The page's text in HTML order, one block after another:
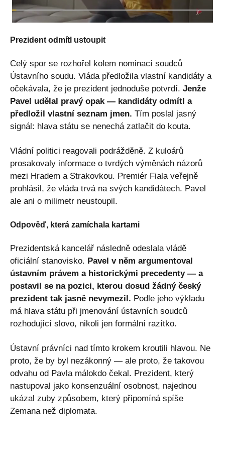
Prezident odmítl ustoupit
Celý spor se rozhořel kolem nominací soudců
Ústavního soudu. Vláda předložila vlastní kandidáty a
očekávala, že je prezident jednoduše potvrdí. Jenže
Pavel udělal pravý opak — kandidáty odmítl a
předložil vlastní seznam jmen. Tím poslal jasný
signál: hlava státu se nenechá zatlačit do kouta.
Vládní politici reagovali podrážděně. Z kuloárů
prosakovaly informace o tvrdých výměnách názorů
mezi Hradem a Strakovkou. Premiér Fiala veřejně
prohlásil, že vláda trvá na svých kandidátech. Pavel
ale ani o milimetr neustoupil.
Odpověď, která zamíchala kartami
Prezidentská kancelář následně odeslala vládě
oficiální stanovisko. Pavel v něm argumentoval
ústavním právem a historickými precedenty — a
postavil se na pozici, kterou dosud žádný český
prezident tak jasně nevymezil. Podle jeho výkladu
má hlava státu při jmenování ústavních soudců
rozhodující slovo, nikoli jen formální razítko.
Ústavní právníci nad tímto krokem kroutili hlavou. Ne
proto, že by byl nezákonný — ale proto, že takovou
odvahu od Pavla málokdo čekal. Prezident, který
nastupoval jako konsenzuální osobnost, najednou
ukázal zuby způsobem, který připomíná spíše
Zemana než diplomata.